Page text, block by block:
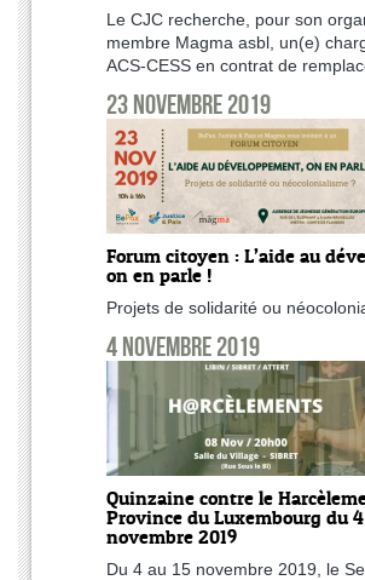
Le CJC recherche, pour son
membre Magma asbl, un(e)
ACS-CESS en contrat de
23 novembre 2019
Forum citoyen : L’aide au
on en parle !
Projets de solidarité ou
4 novembre 2019
Quinzaine contre le
Province du Luxembourg du 4
novembre 2019
Du 4 au 15 novembre 2019, le